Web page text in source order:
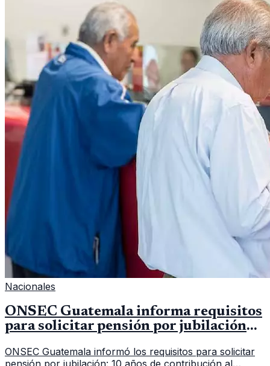
Nacionales
ONSEC Guatemala informa requisitos
para solicitar pensión por jubilación
ONSEC Guatemala informó los requisitos para solicitar
pensión por jubilación: 10 años de contribución al